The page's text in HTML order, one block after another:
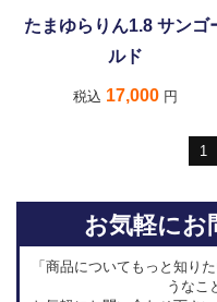
たまゆらりん1.8 サンゴ
ルド
税込 17,000 円
1
お気軽にお
「商品についてもっと知り
うなこ